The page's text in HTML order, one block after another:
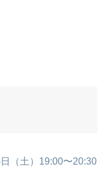
（土）19:00〜20:30